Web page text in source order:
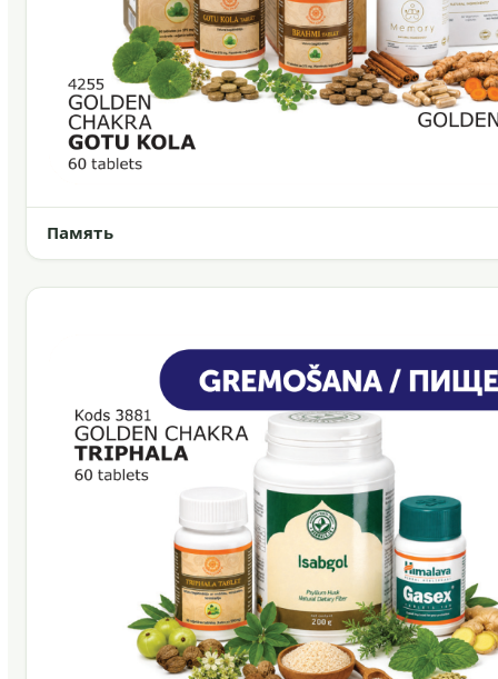
Память